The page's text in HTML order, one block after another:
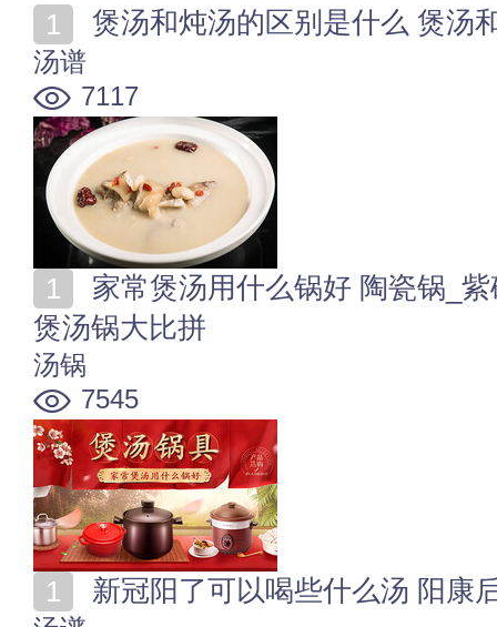
煲汤和炖汤的区别是什么 煲汤
汤谱
7117
煲汤锅大比拼
汤锅
7545
新冠阳了可以喝些什么汤 阳康